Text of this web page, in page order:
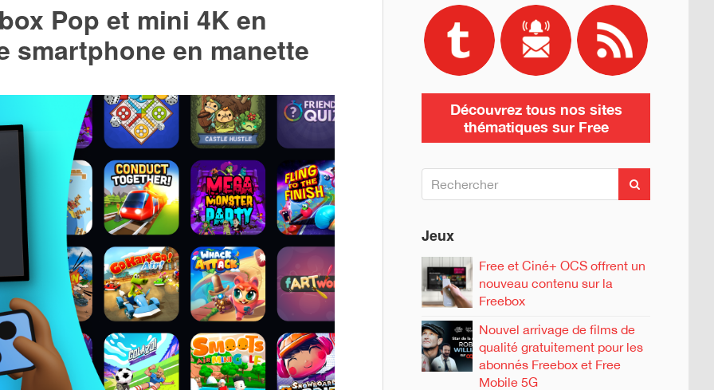
Pop et mini 4K en
smartphone en manette
Découvrez tous nos sites
thématiques sur Free
h
r
h
e
r
:
h
Jeux
Free et Ciné+ OCS offrent un
nouveau contenu sur la
Freebox
Nouvel arrivage de films de
qualité gratuitement pour les
abonnés Freebox et Free
Mobile 5G